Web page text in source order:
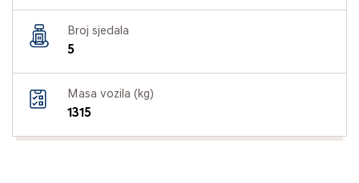
Broj sjedala
5
Masa vozila (kg)
1315